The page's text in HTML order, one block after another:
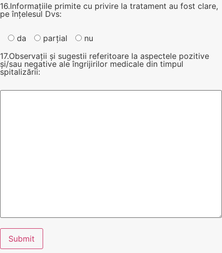
16.Informațiile primite cu privire la tratament au fost clare,
pe înțelesul Dvs:
da parțial
nu
17.Observații și sugestii referitoare la aspectele pozitive
și/sau negative ale îngrijirilor medicale din timpul
spitalizării: